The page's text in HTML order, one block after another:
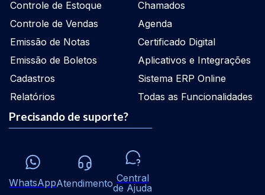
Controle de Estoque
Controle de Vendas
Emissão de Notas
Emissão de Boletos
Cadastros
Relatórios
Chamados
Agenda
Certificado Digital
Aplicativos e Integrações
Sistema ERP Online
Todas as Funcionalidades
Precisando de suporte?
WhatsAppAtendimento Central
de Ajuda